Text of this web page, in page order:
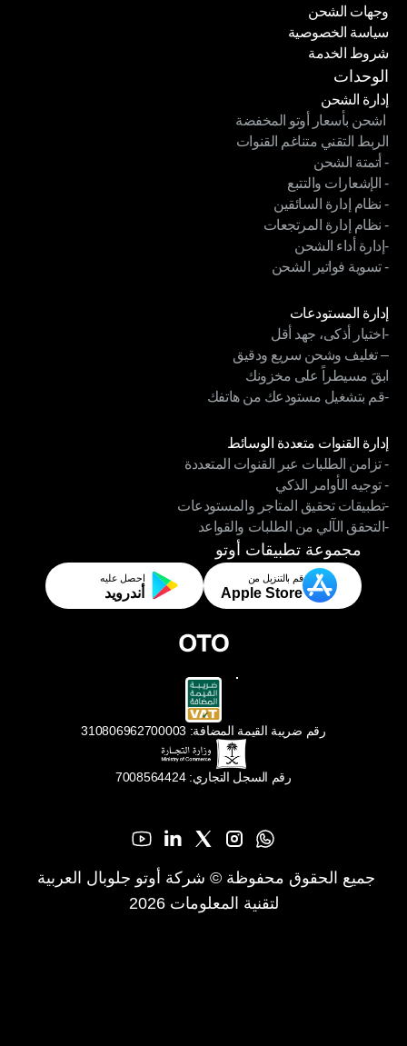
مركز المساعدة
وجهات الشحن
وجهات الشحن
سياسة الخصوصية
سياسة الخصوصية
شروط الخدمة
شروط الخدمة
الوحدات
إدارة الشحن
إدارة الشحن
اشحن بأسعار أوتو المخفضة
اشحن بأسعار أوتو المخفضة
الربط التقني متناغم القنوات
الربط التقني متناغم القنوات
- أتمتة الشحن
- أتمتة الشحن
- الإشعارات والتتبع
- الإشعارات والتتبع
- نظام إدارة السائقين
- نظام إدارة السائقين
- نظام إدارة المرتجعات
- نظام إدارة المرتجعات
-إدارة أداء الشحن
-إدارة أداء الشحن
- تسوية فواتير الشحن
إدارة المستودعات
إدارة المستودعات
-اختيار أذكى، جهد أقل
-اختيار أذكى، جهد أقل
– تغليف وشحن سريع ودقيق
– تغليف وشحن سريع ودقيق
ابقَ مسيطراً على مخزونك
ابقَ مسيطراً على مخزونك
-قم بتشغيل مستودعك من هاتفك
إدارة القنوات متعددة الوسائط
إدارة القنوات متعددة الوسائط
- تزامن الطلبات عبر القنوات المتعددة
- تزامن الطلبات عبر القنوات المتعددة
- توجيه الأوامر الذكي
- توجيه الأوامر الذكي
-تطبيقات تحقيق المتاجر والمستودعات
-تطبيقات تحقيق المتاجر والمستودعات
-التحقق الآلي من الطلبات والقواعد
-التحقق الآلي من الطلبات والقواعد
مجموعة تطبيقات أوتو
قم بالتنزيل من
Apple Store
احصل عليه
أندرويد
رقم ضريبة القيمة المضافة: 310806962700003
رقم السجل التجاري: 7008564424
لتقنية المعلومات 2026